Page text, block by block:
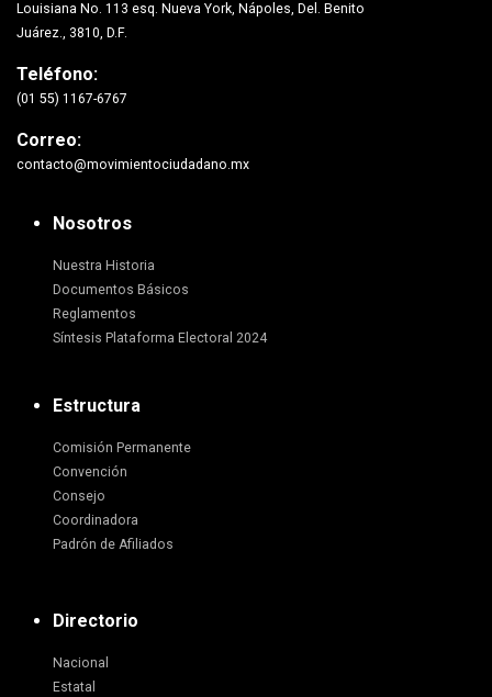
Louisiana No. 113 esq. Nueva York, Nápoles, Del. Benito
Juárez., 3810, D.F.
Teléfono:
(01 55) 1167-6767
Correo:
contacto@movimientociudadano.mx
Nosotros
Nuestra Historia
Documentos Básicos
Reglamentos
Síntesis Plataforma Electoral 2024
Estructura
Comisión Permanente
Convención
Consejo
Coordinadora
Padrón de Afiliados
Directorio
Nacional
Estatal